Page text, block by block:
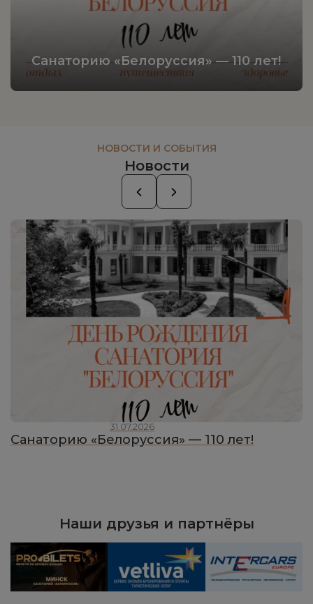
Санаторию «Белоруссия» — 110 лет!
НОВОСТИ И СОБЫТИЯ
Новости
31.07.2026
Санаторию «Белоруссия» — 110 лет!
Наши друзья и партнёры